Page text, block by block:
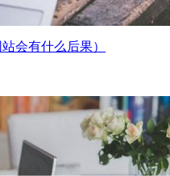
会有什么后果）